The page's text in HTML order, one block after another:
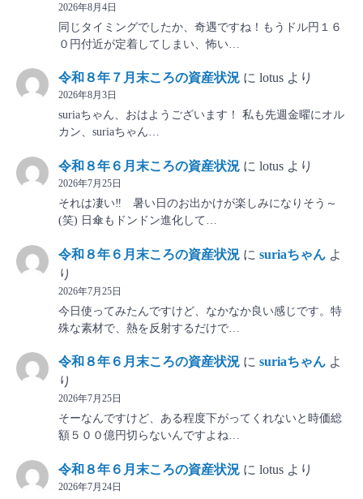
2026年8月4日
同じタイミングでしたか、奇遇ですね！もうドル円１６
０円付近が定着してしまい、怖い…
令和８年７月末ころの資産状況 に lotus より
2026年8月3日
suriaちゃん、おはようございます！ 私も先週金曜にオル
カン、suriaちゃん…
令和８年６月末ころの資産状況 に lotus より
2026年7月25日
それは凄い‼ 暑い日のお出かけが楽しみになりそう～
(笑) 日傘もドンドン進化して…
令和８年６月末ころの資産状況 に suriaちゃん よ
り
2026年7月25日
今日使ってみたんですけど、なかなか良い感じです。特
殊な素材で、熱を反射するだけで…
令和８年６月末ころの資産状況 に suriaちゃん よ
り
2026年7月25日
そーなんですけど、ある程度下がってくれないと時価総
額５００億円切らないんですよね…
令和８年６月末ころの資産状況 に lotus より
2026年7月24日